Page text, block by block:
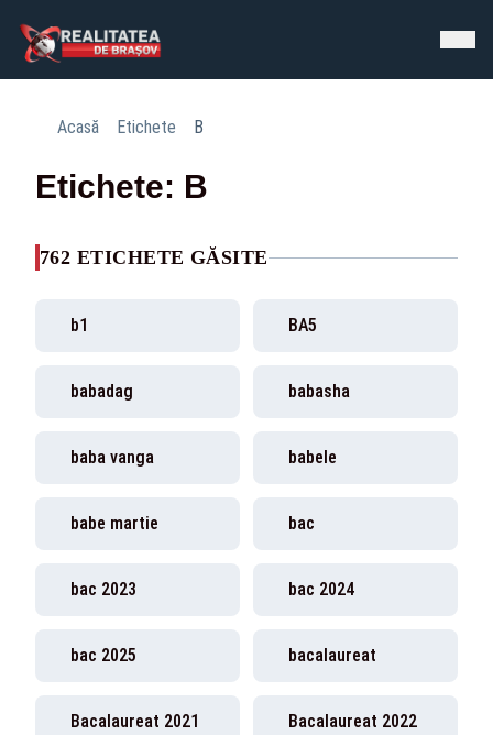
Acasă Etichete B
Etichete: B
762 ETICHETE GĂSITE
b1 BA5
babadag babasha
baba vanga babele
babe martie bac
bac 2023 bac 2024
bac 2025 bacalaureat
Bacalaureat 2021 Bacalaureat 2022